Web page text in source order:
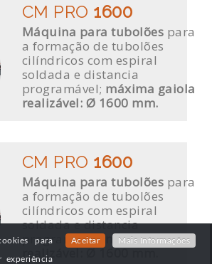
CM PRO 1600
Máquina para tubolões para
a formação de tubolões
cilíndricos com espiral
soldada e distancia
programável; máxima gaiola
realizável: Ø 1600 mm.
CM PRO 1600
Máquina para tubolões para
a formação de tubolões
cilíndricos com espiral
soldada e distancia
programável; máxima gaiola
realizável: Ø 1600 mm.
para
experiência
Aceitar Mais Informações